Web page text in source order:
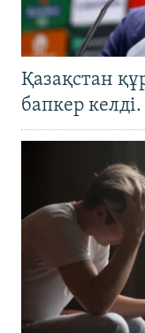
Қазақстан
бапкер